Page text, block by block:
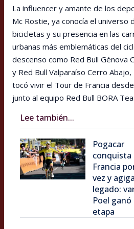
La influencer y amante de los
Mc Rostie, ya conocía el universo
bicicletas y su presencia en las
urbanas más emblemáticas del
descenso como Red Bull Génova
y Red Bull Valparaíso Cerro Abajo,
tocó vivir el Tour de Francia
junto al equipo Red Bull BORA
Lee también...
Pogacar
conquista
Francia
vez y
legado:
Poel
etapa